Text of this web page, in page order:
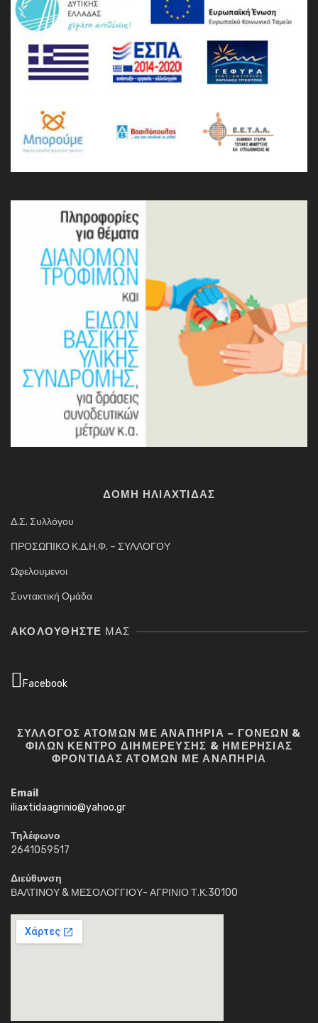
ΔΟΜΗ ΗΛΙΑΧΤΙΔΑΣ
Δ.Σ. Συλλόγου
ΠΡΟΣΩΠΙΚΟ Κ.Δ.Η.Φ. – ΣΥΛΛΟΓΟΥ
Ωφελουμενοι
Συντακτική Ομάδα
ΑΚΟΛΟΥΘΉΣΤΕ ΜΑΣ
Facebook
ΣΥΛΛΟΓΟΣ ΑΤΟΜΩΝ ΜΕ ΑΝΑΠΗΡΙΑ – ΓΟΝΕΩΝ &
ΦΙΛΩΝ ΚΕΝΤΡΟ ΔΙΗΜΕΡΕΥΣΗΣ & ΗΜΕΡΗΣΙΑΣ
ΦΡΟΝΤΙΔΑΣ ΑΤΟΜΩΝ ΜΕ ΑΝΑΠΗΡΙΑ
Email
iliaxtidaagrinio@yahoo.gr
Τηλέφωνο
2641059517
Διεύθυνση
ΒΑΛΤΙΝΟΥ & ΜΕΣΟΛΟΓΓΙΟΥ- ΑΓΡΙΝΙΟ Τ.Κ:30100